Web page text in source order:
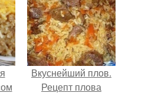
Вкуснейший плов.
Рецепт плова